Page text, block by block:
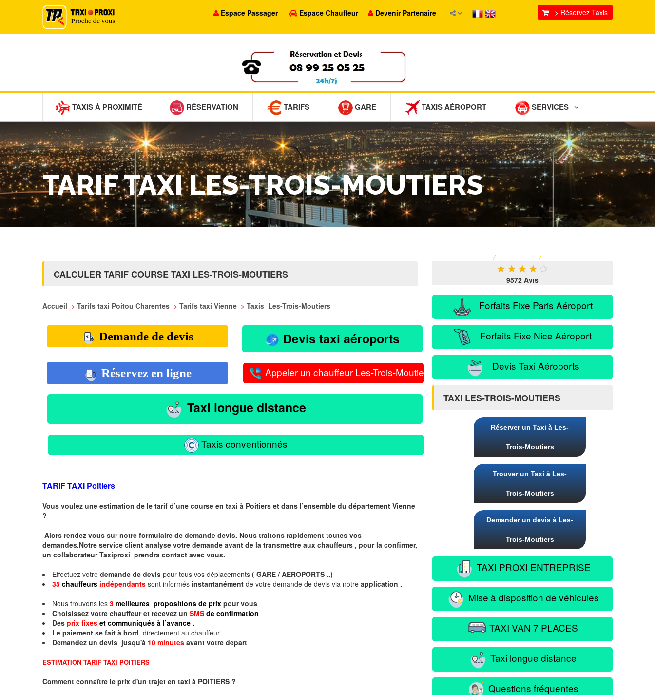
Espace Passager Espace Chauffeur Devenir Partenaire => Réservez Taxis
TAXIS À PROXIMITÉ RÉSERVATION TARIFS GARE TAXIS AÉROPORT SERVICES
TARIF TAXI LES-TROIS-MOUTIERS
/ /
CALCULER TARIF COURSE TAXI LES-TROIS-MOUTIERS
Accueil > Tarifs taxi Poitou Charentes > Tarifs taxi Vienne > Taxis Les-Trois-Moutiers
Demande de devis Devis taxi aéroports
Réservez en ligne Appeler un chauffeur Les-Trois-Moutiers
Taxi longue distance
Taxis conventionnés
TARIF TAXI Poitiers
Vous voulez une estimation de le tarif d’une course en taxi à Poitiers et dans l’ensemble du département Vienne
?
Alors rendez vous sur notre formulaire de demande devis. Nous traitons rapidement toutes vos
demandes.Notre service client analyse votre demande avant de la transmettre aux chauffeurs , pour la confirmer,
un collaborateur Taxiproxi prendra contact avec vous.
Effectuez votre demande de devis pour tous vos déplacements ( GARE / AEROPORTS ..)
35 chauffeurs indépendants sont informés instantanément de votre demande de devis via notre application .
Nous trouvons les 3 meilleures propositions de prix pour vous
Choisissez votre chauffeur et recevez un SMS de confirmation
Des prix fixes et communiqués à l’avance .
Le paiement se fait à bord, directement au chauffeur .
Demandez un devis jusqu'à 10 minutes avant votre depart
ESTIMATION TARIF TAXI POITIERS
Comment connaître le prix d'un trajet en taxi à POITIERS ?
★ ★ ★ ★ ★
9572 Avis
Forfaits Fixe Paris Aéroport
Forfaits Fixe Nice Aéroport
Devis Taxi Aéroports
TAXI LES-TROIS-MOUTIERS
Réserver un Taxi à Les-
Trois-Moutiers
Trouver un Taxi à Les-
Trois-Moutiers
Demander un devis à Les-
Trois-Moutiers
TAXI PROXI ENTREPRISE
Mise à disposition de véhicules
TAXI VAN 7 PLACES
Taxi longue distance
Questions fréquentes